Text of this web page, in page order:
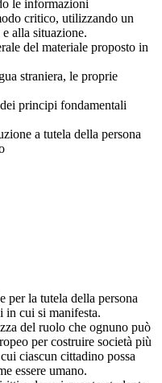
le informazioni
critico, utilizzando un
alla situazione.
del materiale proposto in
straniera, le proprie
principi fondamentali
a tutela della persona
per la tutela della persona
in cui si manifesta.
del ruolo che ognuno può
per costruire società più
ciascun cittadino possa
essere umano.